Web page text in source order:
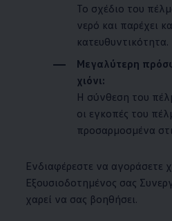
Το σχέδιο του
νερό και παρέχει
κατευθυντικότητα.
Μεγαλύτερη
χιόνι:
Η σύνθεση του
οι εγκοπές του
προσαρμοσμένα
Ενδιαφέρεστε να αγοράσετε
Εξουσιοδοτημένος σας
χαρεί να σας βοηθήσει.